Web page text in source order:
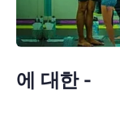
에 대한 -